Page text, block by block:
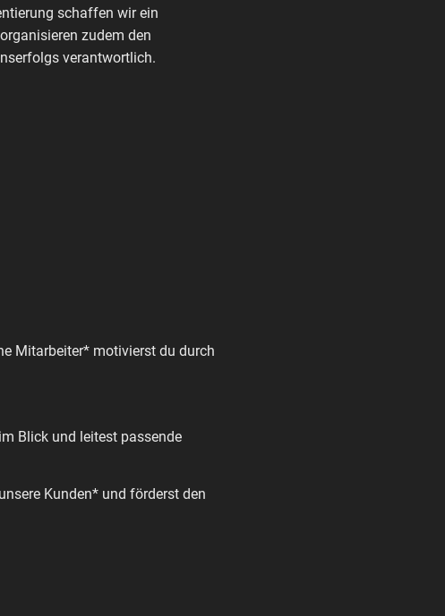
schaffen wir ein
zudem den
verantwortlich.
Mitarbeiter* motivierst du durch
Blick und leitest passende
Kunden* und förderst den